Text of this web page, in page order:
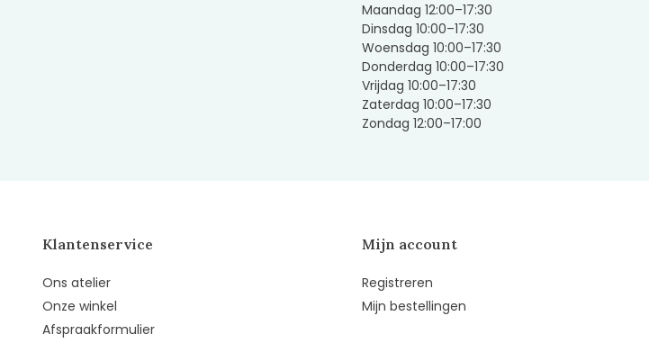
Maandag 12:00–17:30
Dinsdag 10:00–17:30
Woensdag 10:00–17:30
Donderdag 10:00–17:30
Vrijdag 10:00–17:30
Zaterdag 10:00–17:30
Zondag 12:00–17:00
Klantenservice
Ons atelier
Onze winkel
Afspraakformulier
Mijn account
Registreren
Mijn bestellingen